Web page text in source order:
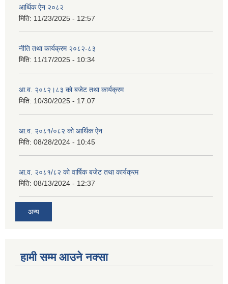
आर्थिक ऐन २०८२
मिति: 11/23/2025 - 12:57
नीति तथा कार्यक्रम २०८२-८३
मिति: 11/17/2025 - 10:34
आ.व. २०८२।८३ को बजेट तथा कार्यक्रम
मिति: 10/30/2025 - 17:07
आ.व. २०८१/०८२ को आर्थिक ऐन
मिति: 08/28/2024 - 10:45
आ.व. २०८१/८२ को वार्षिक बजेट तथा कार्यक्रम
मिति: 08/13/2024 - 12:37
अन्य
हामी सम्म आउने नक्सा